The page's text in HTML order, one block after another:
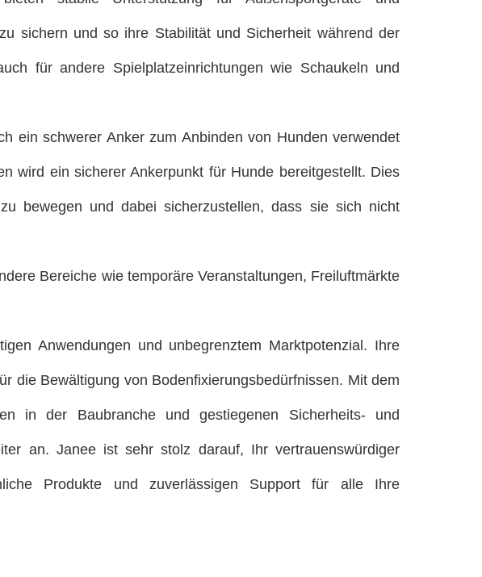
sichern und so ihre Stabilität und Sicherheit während der
für andere Spielplatzeinrichtungen wie Schaukeln und
ein schwerer Anker zum Anbinden von Hunden verwendet
wird ein sicherer Ankerpunkt für Hunde bereitgestellt. Dies
bewegen und dabei sicherzustellen, dass sie sich nicht
Bereiche wie temporäre Veranstaltungen, Freiluftmärkte
Anwendungen und unbegrenztem Marktpotenzial. Ihre
die Bewältigung von Bodenfixierungsbedürfnissen. Mit dem
in der Baubranche und gestiegenen Sicherheits- und
an. Janee ist sehr stolz darauf, Ihr vertrauenswürdiger
Produkte und zuverlässigen Support für alle Ihre